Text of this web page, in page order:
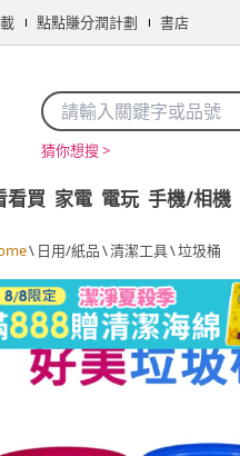
點點賺分潤計劃 書店
猜你想搜 >
看買 家電 電玩 手機/相機
\ 日用/紙品\清潔工具\垃圾桶